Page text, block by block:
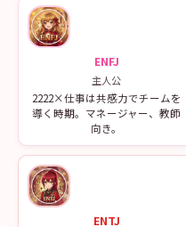
ENFJ
主人公
2222×仕事は共感力でチームを
導く時期。マネージャー、教師
向き。
ENTJ